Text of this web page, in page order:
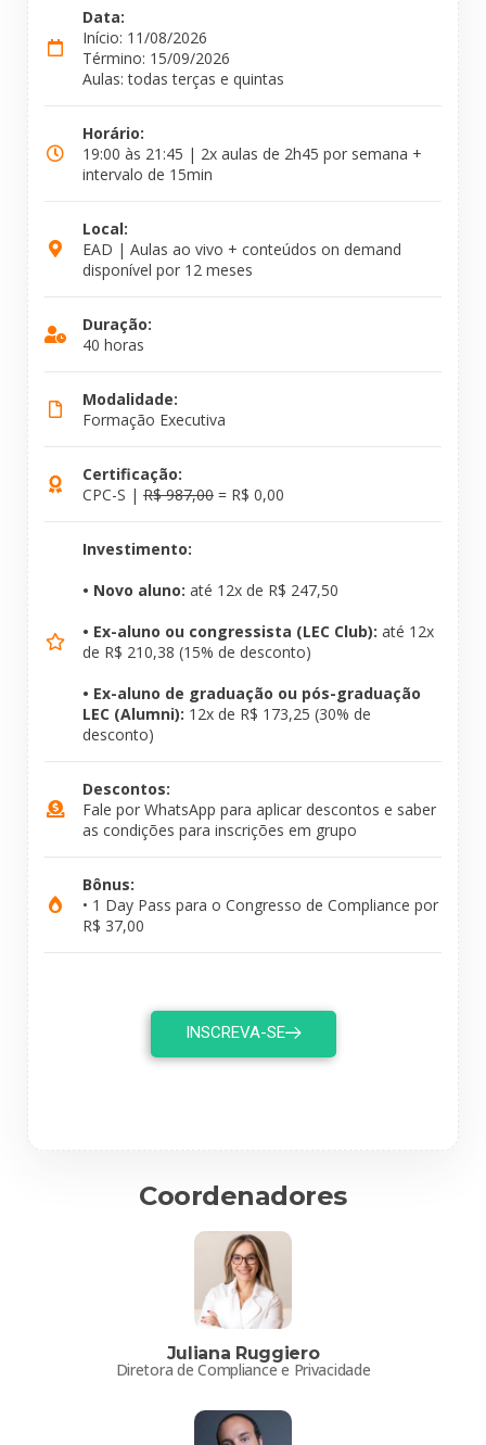
Data:
Início: 11/08/2026
Término: 15/09/2026
Aulas: todas terças e quintas
Horário:
19:00 às 21:45 | 2x aulas de 2h45 por semana +
intervalo de 15min
Local:
EAD | Aulas ao vivo + conteúdos on demand
disponível por 12 meses
Duração:
40 horas
Modalidade:
Formação Executiva
Certificação:
CPC-S | R$ 987,00 = R$ 0,00
Investimento:
• Novo aluno: até 12x de R$ 247,50
• Ex-aluno ou congressista (LEC Club): até 12x
de R$ 210,38 (15% de desconto)
• Ex-aluno de graduação ou pós-graduação
LEC (Alumni): 12x de R$ 173,25 (30% de
desconto)
Descontos:
Fale por WhatsApp para aplicar descontos e saber
as condições para inscrições em grupo
Bônus:
• 1 Day Pass para o Congresso de Compliance por
R$ 37,00
INSCREVA-SE
Coordenadores
Juliana Ruggiero
Diretora de Compliance e Privacidade